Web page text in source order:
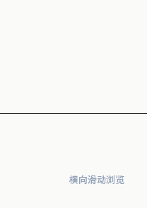
横向滑动浏览